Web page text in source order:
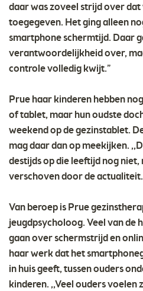
daar was zoveel strijd over
toegegeven. Het ging alleen
smartphone schermtijd. Daar
verantwoordelijkheid over,
controle volledig kwijt.”
Prue haar kinderen hebben
of tablet, maar hun oudste
weekend op de gezinstablet.
mag daar dan op meekijken.
destijds op die leeftijd nog niet,
verschoven door de
Van beroep is Prue
jeugdpsycholoog. Veel van de
gaan over schermstrijd en
haar werk dat het
in huis geeft, tussen ouders
kinderen. ,,Veel ouders voelen